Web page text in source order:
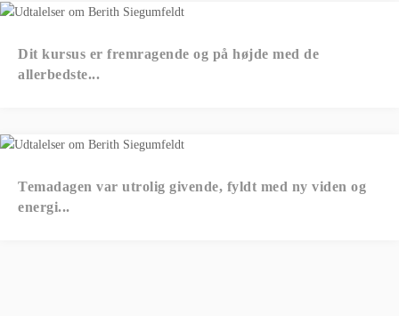
Dit kursus er fremragende og på højde med de
allerbedste...
Temadagen var utrolig givende, fyldt med ny viden og
energi...